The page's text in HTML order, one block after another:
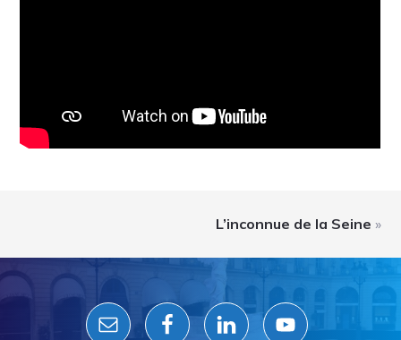
L’inconnue de la Seine »